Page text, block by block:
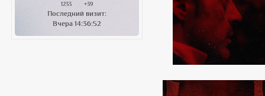
1233 +39
Последний визит:
Вчера 14:36:52